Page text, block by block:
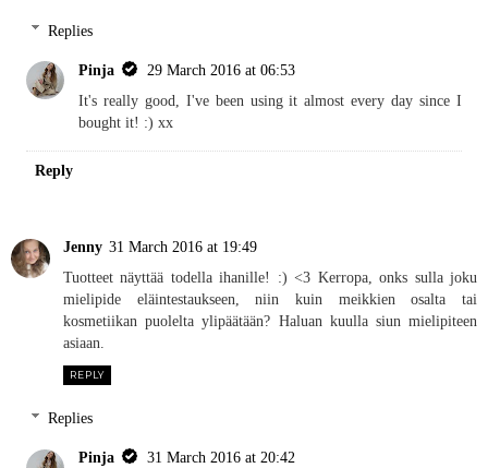
Replies
Pinja
29 March 2016 at 06:53
It's really good, I've been using it almost every day since I
bought it! :) xx
Reply
Jenny 31 March 2016 at 19:49
Tuotteet näyttää todella ihanille! :) <3 Kerropa, onks sulla joku
mielipide eläintestaukseen, niin kuin meikkien osalta tai
kosmetiikan puolelta ylipäätään? Haluan kuulla siun mielipiteen
asiaan.
REPLY
Replies
Pinja
31 March 2016 at 20:42